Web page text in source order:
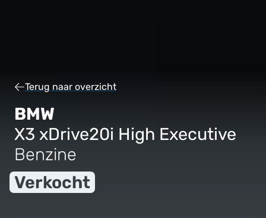
Terug naar overzicht
BMW
X3 xDrive20i High Executive
Benzine
Verkocht